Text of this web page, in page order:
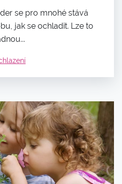
se pro mnohé stává
jak se ochladit. Lze to